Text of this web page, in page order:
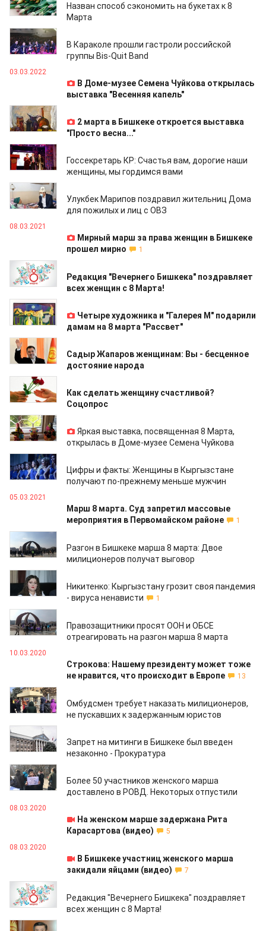
Назван способ сэкономить на букетах к 8
Марта
03.03.2022
В Караколе прошли гастроли российской
группы Bis-Quit Band
03.03.2022
В Доме-музее Семена Чуйкова открылась
выставка "Весенняя капель"
28.02.2022
2 марта в Бишкеке откроется выставка
"Просто весна..."
28.02.2022
Госсекретарь КР: Счастья вам, дорогие наши
женщины, мы гордимся вами
08.03.2021
Улукбек Марипов поздравил жительниц Дома
для пожилых и лиц с ОВЗ
08.03.2021
Мирный марш за права женщин в Бишкеке
прошел мирно
1
08.03.2021
Редакция "Вечернего Бишкека" поздравляет
всех женщин с 8 Марта!
08.03.2021
Четыре художника и "Галерея М" подарили
дамам на 8 марта "Рассвет"
08.03.2021
Садыр Жапаров женщинам: Вы - бесценное
достояние народа
08.03.2021
Как сделать женщину счастливой?
Соцопрос
05.03.2021
Яркая выставка, посвященная 8 Марта,
открылась в Доме-музее Семена Чуйкова
05.03.2021
Цифры и факты: Женщины в Кыргызстане
получают по-прежнему меньше мужчин
05.03.2021
Марш 8 марта. Суд запретил массовые
мероприятия в Первомайском районе
1
10.04.2020
Разгон в Бишкеке марша 8 марта: Двое
милиционеров получат выговор
12.03.2020
Никитенко: Кыргызстану грозит своя пандемия
- вируса ненависти
1
11.03.2020
Правозащитники просят ООН и ОБСЕ
отреагировать на разгон марша 8 марта
10.03.2020
Строкова: Нашему президенту может тоже
не нравится, что происходит в Европе
13
09.03.2020
Омбудсмен требует наказать милиционеров,
не пускавших к задержанным юристов
09.03.2020
Запрет на митинги в Бишкеке был введен
незаконно - Прокуратура
08.03.2020
Более 50 участников женского марша
доставлено в РОВД. Некоторых отпустили
08.03.2020
На женском марше задержана Рита
Карасартова (видео)
5
08.03.2020
В Бишкеке участниц женского марша
закидали яйцами (видео)
7
08.03.2020
Редакция "Вечернего Бишкека" поздравляет
всех женщин с 8 Марта!
08.03.2020